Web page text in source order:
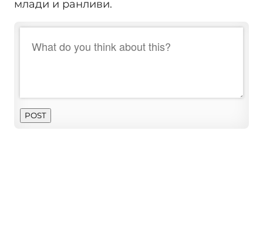
млади и ранливи.
POST